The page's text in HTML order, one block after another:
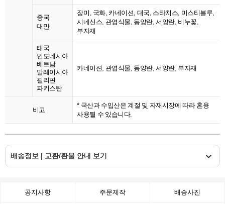
중국
대만
장미, 국화, 카네이션, 대국, 스타치스, 미스티블루,
시네신스, 관엽식물, 동양란, 서양란, 비누꽃,
부자재
태국
인도네시아
베트남
말레이시아
필리핀
파키스탄
카네이션, 관엽식물, 동양란, 서양란, 부자재
비고
* 국산과 수입산은 계절 및 자재시장에 따라 혼용
사용될 수 있습니다.
배송정보 | 교환/환불 안내 보기
공지사항 주문제작 배송사진